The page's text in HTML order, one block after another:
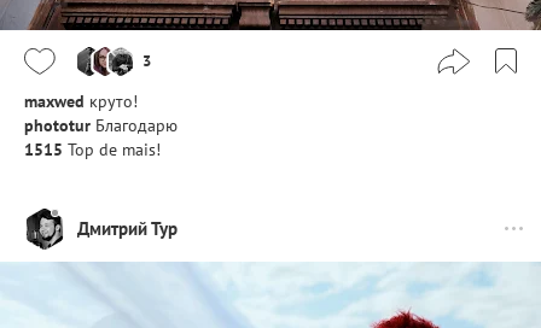
3
maxwed круто!
phototur Благодарю
1515 Top de mais!
Дмитрий Тур